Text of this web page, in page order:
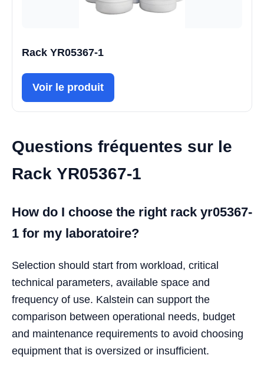
Rack YR05367-1
Voir le produit
Questions fréquentes sur le
Rack YR05367-1
How do I choose the right rack yr05367-
1 for my laboratoire?
Selection should start from workload, critical
technical parameters, available space and
frequency of use. Kalstein can support the
comparison between operational needs, budget
and maintenance requirements to avoid choosing
equipment that is oversized or insufficient.